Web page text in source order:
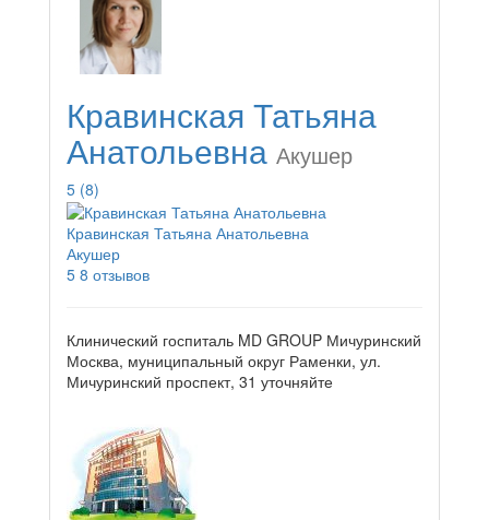
Кравинская Татьяна
Анатольевна Акушер
5 (8)
Кравинская Татьяна Анатольевна
Акушер
5 8 отзывов
Клинический госпиталь MD GROUP Мичуринский
Москва, муниципальный округ Раменки, ул.
Мичуринский проспект, 31 уточняйте